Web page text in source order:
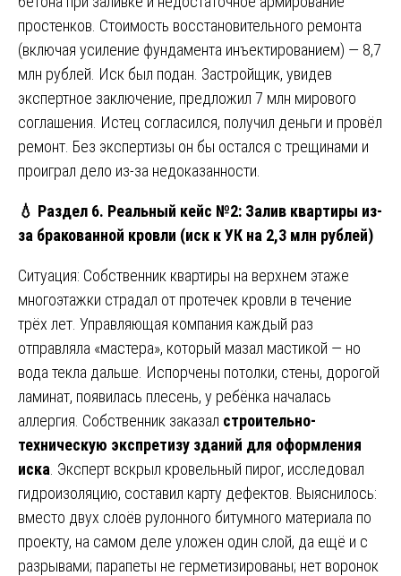
простенков. Стоимость восстановительного ремонта
(включая усиление фундамента инъектированием) — 8,7
млн рублей. Иск был подан. Застройщик, увидев
экспертное заключение, предложил 7 млн мирового
соглашения. Истец согласился, получил деньги и провёл
ремонт. Без экспертизы он бы остался с трещинами и
проиграл дело из-за недоказанности.
💧 Раздел 6. Реальный кейс №2: Залив квартиры из-
за бракованной кровли (иск к УК на 2,3 млн рублей)
Ситуация: Собственник квартиры на верхнем этаже
многоэтажки страдал от протечек кровли в течение
трёх лет. Управляющая компания каждый раз
отправляла «мастера», который мазал мастикой — но
вода текла дальше. Испорчены потолки, стены, дорогой
ламинат, появилась плесень, у ребёнка началась
аллергия. Собственник заказал строительно-
техническую экспретизу зданий для оформления
иска . Эксперт вскрыл кровельный пирог, исследовал
гидроизоляцию, составил карту дефектов. Выяснилось:
вместо двух слоёв рулонного битумного материала по
проекту, на самом деле уложен один слой, да ещё и с
разрывами; парапеты не герметизированы; нет воронок